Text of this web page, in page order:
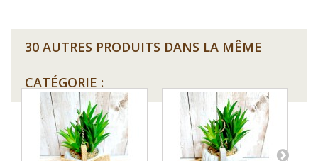
30 AUTRES PRODUITS DANS LA MÊME
CATÉGORIE :